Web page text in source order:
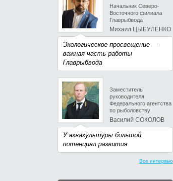
Начальник Северо-
Восточного филиала
Главрыбвода
Михаил ЦЫБУЛЕНКО
Экологическое просвещение —
важная часть работы
Главрыбвода
Заместитель
руководителя
Федерального агентства
по рыболовству
Василий СОКОЛОВ
У аквакультуры большой
потенциал развития
Все интервью